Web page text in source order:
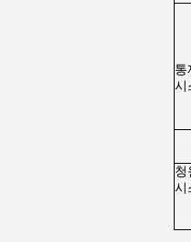
통
시
청
시